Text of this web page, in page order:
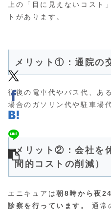
上の「目に見えないコスト
トがあります。
メリット①：通院の
往復の電車代やバス代、あ
場合のガソリン代や駐車場
メリット②：会社を
間的コストの削減）
エニキュアは朝8時から夜
診察を行っています。
通常